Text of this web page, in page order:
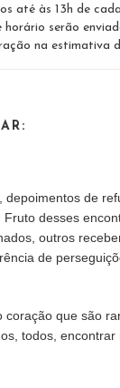
até às 13h de
horário serão
na estimativa
de
desses
outros
de
que são
todos,